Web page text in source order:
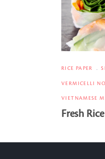
RICE PAPER
VERMICELLI
VIETNAMESE
Fresh